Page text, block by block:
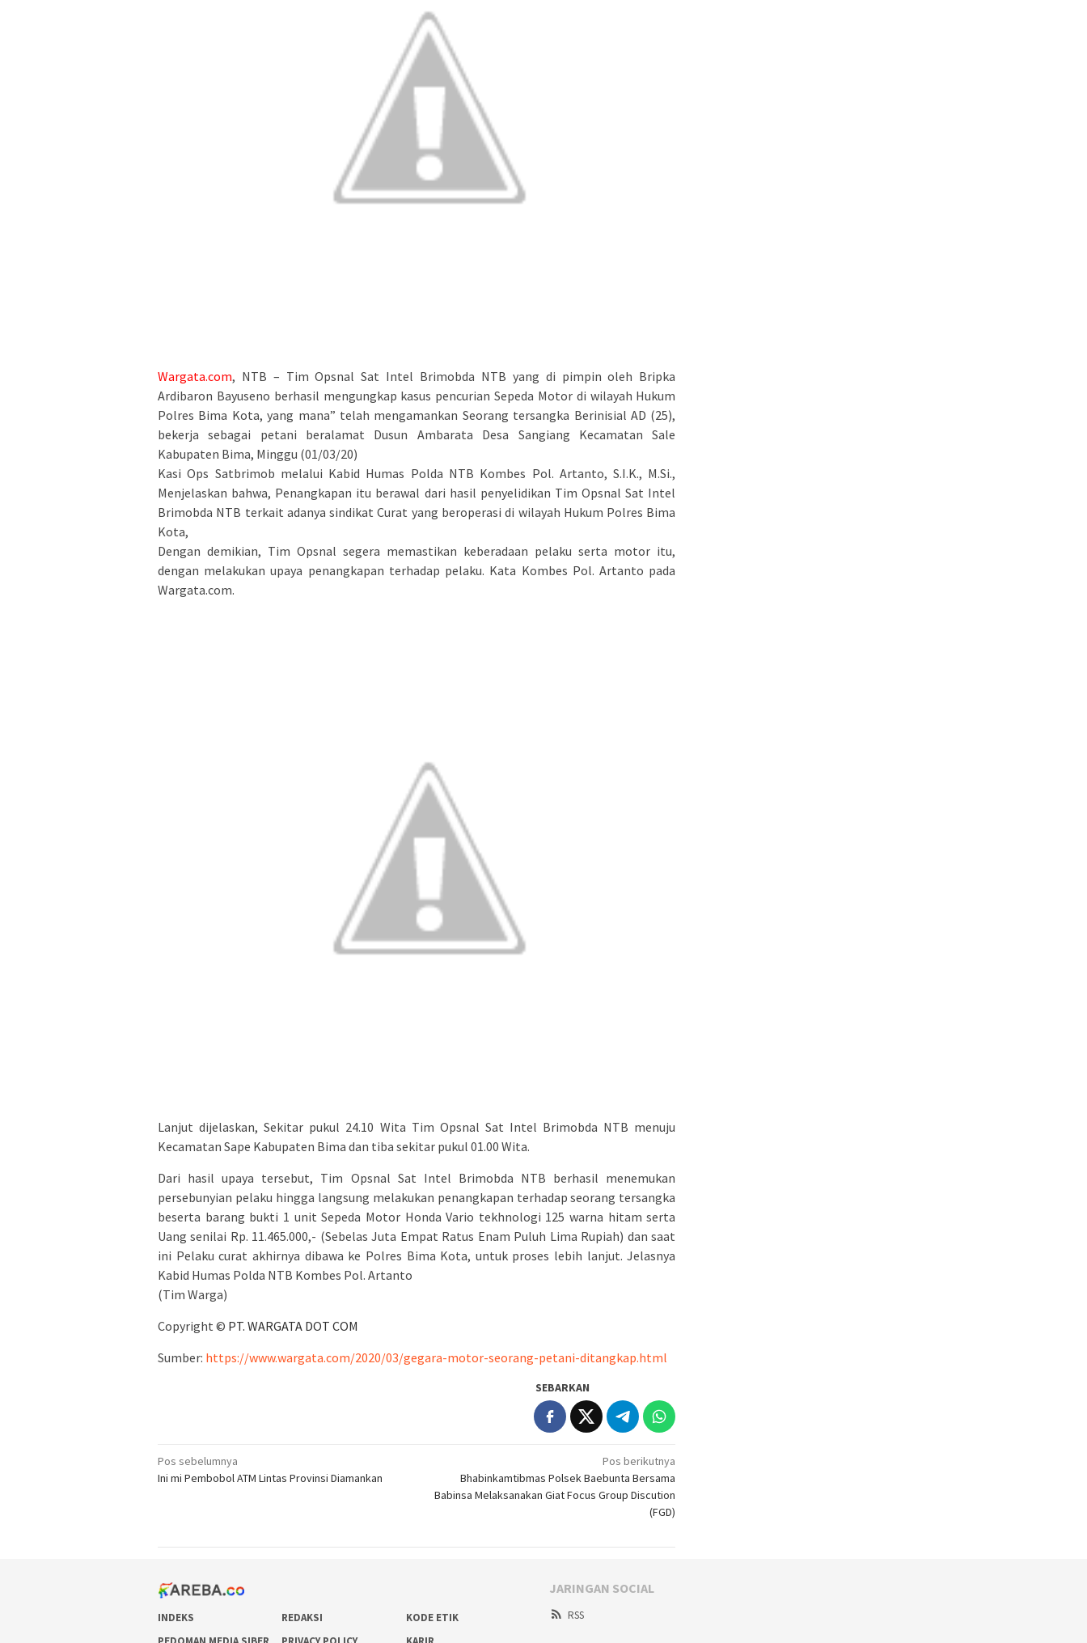
Wargata.com, NTB – Tim Opsnal Sat Intel Brimobda NTB yang di pimpin oleh Bripka
Ardibaron Bayuseno berhasil mengungkap kasus pencurian Sepeda Motor di wilayah Hukum
Polres Bima Kota, yang mana” telah mengamankan Seorang tersangka Berinisial AD (25),
bekerja sebagai petani beralamat Dusun Ambarata Desa Sangiang Kecamatan Sale
Kabupaten Bima, Minggu (01/03/20)
Kasi Ops Satbrimob melalui Kabid Humas Polda NTB Kombes Pol. Artanto, S.I.K., M.Si.,
Menjelaskan bahwa, Penangkapan itu berawal dari hasil penyelidikan Tim Opsnal Sat Intel
Brimobda NTB terkait adanya sindikat Curat yang beroperasi di wilayah Hukum Polres Bima
Kota,
Dengan demikian, Tim Opsnal segera memastikan keberadaan pelaku serta motor itu,
dengan melakukan upaya penangkapan terhadap pelaku. Kata Kombes Pol. Artanto pada
Wargata.com.
Lanjut dijelaskan, Sekitar pukul 24.10 Wita Tim Opsnal Sat Intel Brimobda NTB menuju
Kecamatan Sape Kabupaten Bima dan tiba sekitar pukul 01.00 Wita.
Dari hasil upaya tersebut, Tim Opsnal Sat Intel Brimobda NTB berhasil menemukan
persebunyian pelaku hingga langsung melakukan penangkapan terhadap seorang tersangka
beserta barang bukti 1 unit Sepeda Motor Honda Vario tekhnologi 125 warna hitam serta
Uang senilai Rp. 11.465.000,- (Sebelas Juta Empat Ratus Enam Puluh Lima Rupiah) dan saat
ini Pelaku curat akhirnya dibawa ke Polres Bima Kota, untuk proses lebih lanjut. Jelasnya
Kabid Humas Polda NTB Kombes Pol. Artanto
(Tim Warga)
Copyright © PT. WARGATA DOT COM
Sumber: https://www.wargata.com/2020/03/gegara-motor-seorang-petani-ditangkap.html
SEBARKAN
Navigasi
pos
Pos sebelumnya
Ini mi Pembobol ATM Lintas Provinsi Diamankan
Pos berikutnya
Bhabinkamtibmas Polsek Baebunta Bersama
Babinsa Melaksanakan Giat Focus Group Discution
(FGD)
INDEKS REDAKSI
KODE ETIK
JARINGAN SOCIAL
RSS